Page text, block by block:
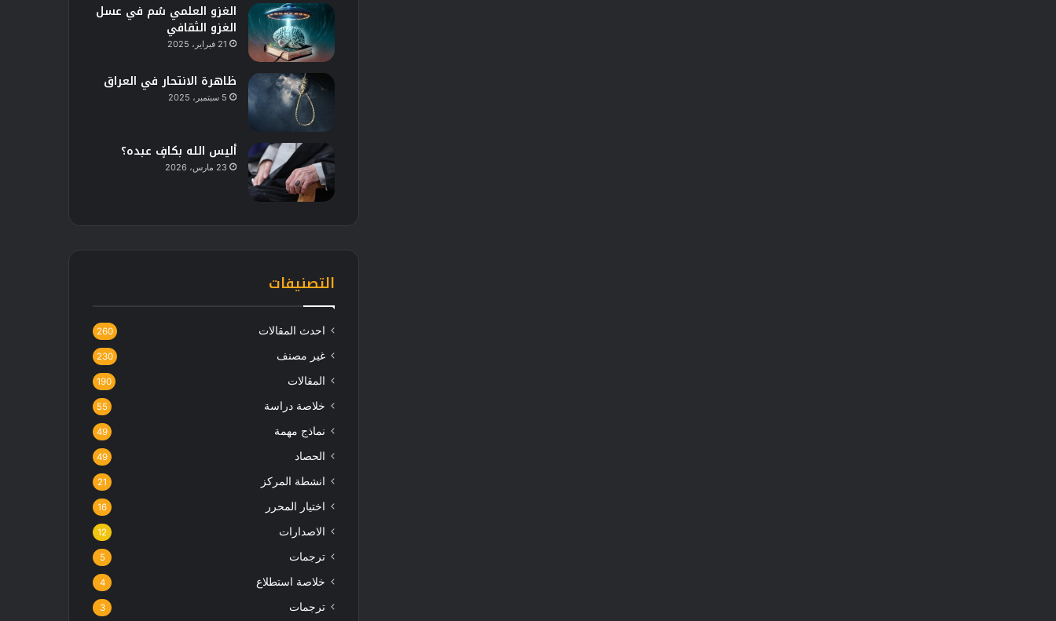
الغزو العلمي سُم في عسل
الغزو الثقافي
21 فبراير، 2025
ظاهرة الانتحار في العراق
5 سبتمبر، 2025
أليس الله بكافٍ عبده؟
23 مارس، 2026
التصنيفات
احدث المقالات 260
غير مصنف 230
المقالات 190
خلاصة دراسة 55
نماذج مهمة 49
الحصاد 49
انشطة المركز 21
اختيار المحرر 16
الاصدارات 12
ترجمات 5
خلاصة استطلاع 4
ترجمات 3